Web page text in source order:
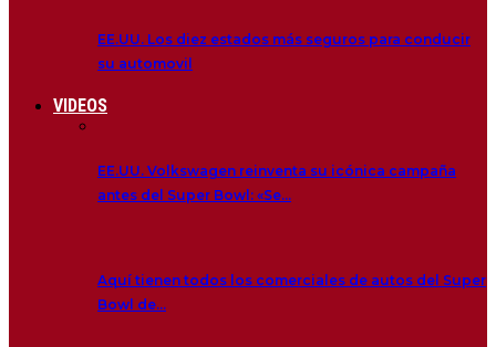
EE.UU. Los diez estados más seguros para conducir
su automovil
VIDEOS
EE.UU. Volkswagen reinventa su icónica campaña
antes del Super Bowl: «Se…
Aquí tienen todos los comerciales de autos del Super
Bowl de…